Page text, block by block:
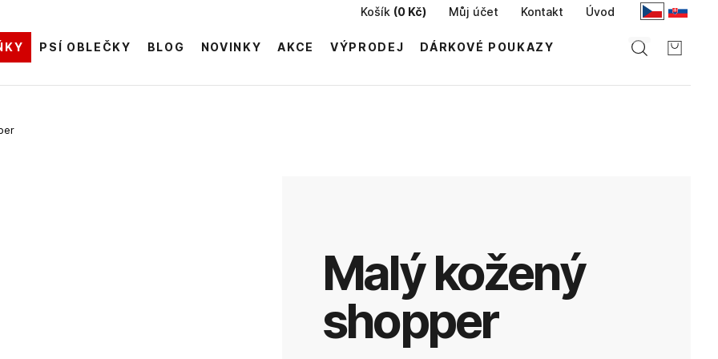
Malý kožený
shopper
Úvod
Kontakt
Můj účet
Košík (0 Kč)
PSÍ OBLEČKY BLOG NOVINKY AKCE VÝPRODEJ DÁRKOVÉ POUKAZY